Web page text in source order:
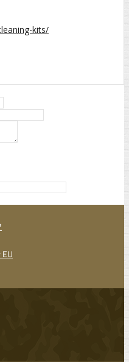
kits/